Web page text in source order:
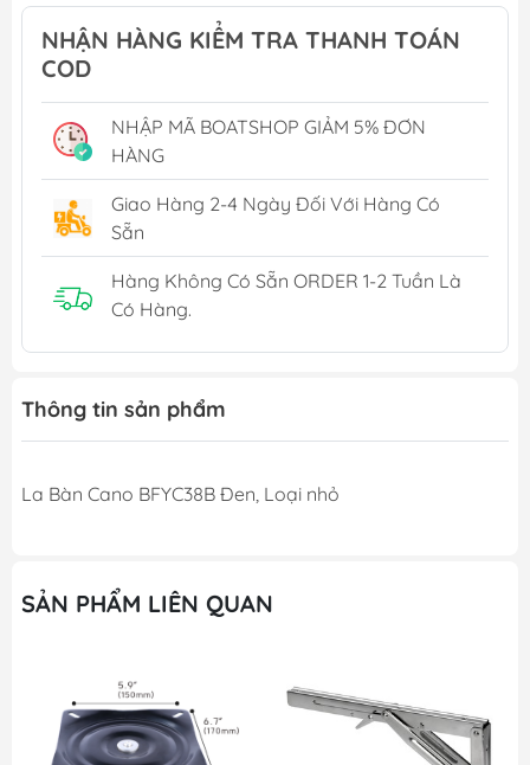
NHẬN HÀNG KIỂM TRA THANH TOÁN
COD
NHẬP MÃ BOATSHOP GIẢM 5% ĐƠN
HÀNG
Giao Hàng 2-4 Ngày Đối Với Hàng Có
Sẵn
Hàng Không Có Sẵn ORDER 1-2 Tuần Là
Có Hàng.
Thông tin sản phẩm
La Bàn Cano BFYC38B Đen, Loại nhỏ
SẢN PHẨM LIÊN QUAN